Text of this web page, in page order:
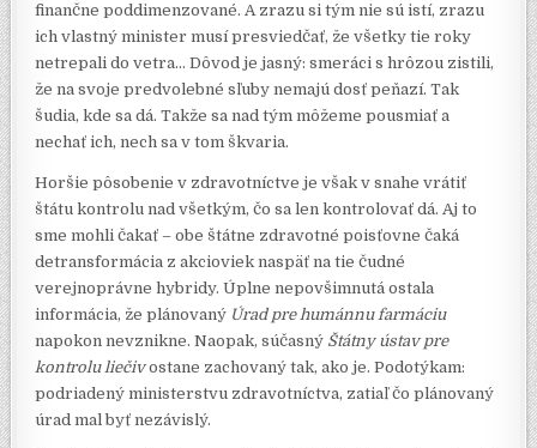
finančne poddimenzované. A zrazu si tým nie sú istí, zrazu
ich vlastný minister musí presviedčať, že všetky tie roky
netrepali do vetra… Dôvod je jasný: smeráci s hrôzou zistili,
že na svoje predvolebné sľuby nemajú dosť peňazí. Tak
šudia, kde sa dá. Takže sa nad tým môžeme pousmiať a
nechať ich, nech sa v tom škvaria.
Horšie pôsobenie v zdravotníctve je však v snahe vrátiť
štátu kontrolu nad všetkým, čo sa len kontrolovať dá. Aj to
sme mohli čakať – obe štátne zdravotné poisťovne čaká
detransformácia z akcioviek naspäť na tie čudné
verejnoprávne hybridy. Úplne nepovšimnutá ostala
informácia, že plánovaný Úrad pre humánnu farmáciu
napokon nevznikne. Naopak, súčasný Štátny ústav pre
kontrolu liečivostane zachovaný tak, ako je. Podotýkam:
podriadený ministerstvu zdravotníctva, zatiaľ čo plánovaný
úrad mal byť nezávislý.